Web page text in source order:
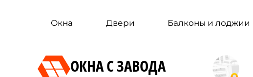
Окна Двери Балконы и лоджии
ОКНА С ЗАВОДА